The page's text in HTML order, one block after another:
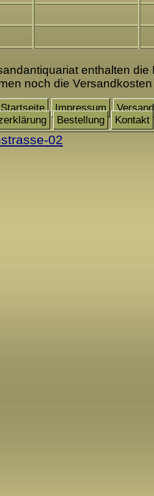
enthalten die
noch die Versandkosten
Startseite Impressum
Versand
Bestellung Kontakt
02